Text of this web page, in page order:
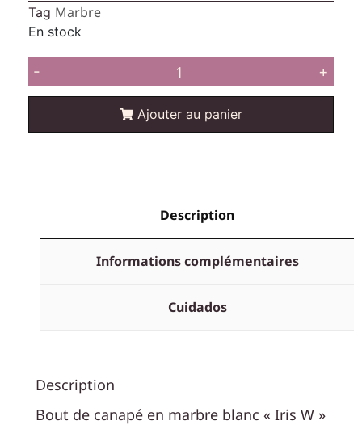
Tag Marbre
En stock
- +
Ajouter au panier
Description
Informations complémentaires
Cuidados
Description
Bout de canapé en marbre blanc « Iris W »